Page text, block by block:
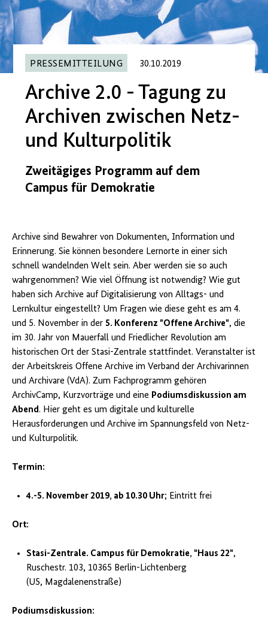
PRESSEMITTEILUNG 30.10.2019
Archive 2.0 - Tagung zu
Archiven zwischen Netz-
und Kulturpolitik
Zweitägiges Programm auf dem
Campus für Demokratie
Archive sind Bewahrer von Dokumenten, Information und
Erinnerung. Sie können besondere Lernorte in einer sich
schnell wandelnden Welt sein. Aber werden sie so auch
wahrgenommen? Wie viel Öffnung ist notwendig? Wie gut
haben sich Archive auf Digitalisierung von Alltags- und
Lernkultur eingestellt? Um Fragen wie diese geht es am 4.
und 5. November in der 5. Konferenz "Offene Archive", die
im 30. Jahr von Mauerfall und Friedlicher Revolution am
historischen Ort der Stasi-Zentrale stattfindet. Veranstalter ist
der Arbeitskreis Offene Archive im Verband der Archivarinnen
und Archivare (VdA). Zum Fachprogramm gehören
ArchivCamp, Kurzvorträge und eine Podiumsdiskussion am
Abend. Hier geht es um digitale und kulturelle
Herausforderungen und Archive im Spannungsfeld von Netz-
und Kulturpolitik.
Termin:
4.-5. November 2019, ab 10.30 Uhr; Eintritt frei
Ort:
Stasi-Zentrale. Campus für Demokratie, "Haus 22",
Ruschestr. 103, 10365 Berlin-Lichtenberg
(U5, Magdalenenstraße)
Podiumsdiskussion: